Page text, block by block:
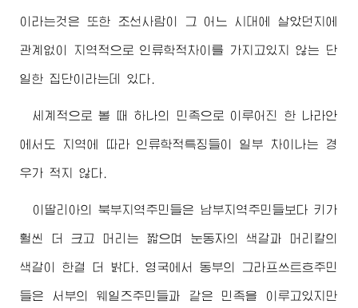
이라는것은 또한 조선사람이 그 어느 시대에 살았던지에
관계없이 지역적으로 인류학적차이를 가지고있지 않는 단
일한 집단이라는데 있다.
세계적으로 볼 때 하나의 민족으로 이루어진 한 나라안
에서도 지역에 따라 인류학적특징들이 일부 차이나는 경
우가 적지 않다.
이딸리아의 북부지역주민들은 남부지역주민들보다 키가
훨씬 더 크고 머리는 짧으며 눈동자의 색갈과 머리칼의
색갈이 한결 더 밝다. 영국에서 동부의 그라프쓰트흐주민
들은 서부의 웨일즈주민들과 같은 민족을 이루고있지만